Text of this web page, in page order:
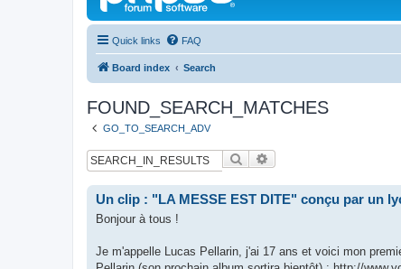
Quick links FAQ
Board index Search
FOUND_SEARCH_MATCHES
GO_TO_SEARCH_ADV
Search
Un clip : "LA MESSE EST DITE" conçu par un
Bonjour à tous !
Je m'appelle Lucas Pellarin, j'ai 17 ans et voici mon